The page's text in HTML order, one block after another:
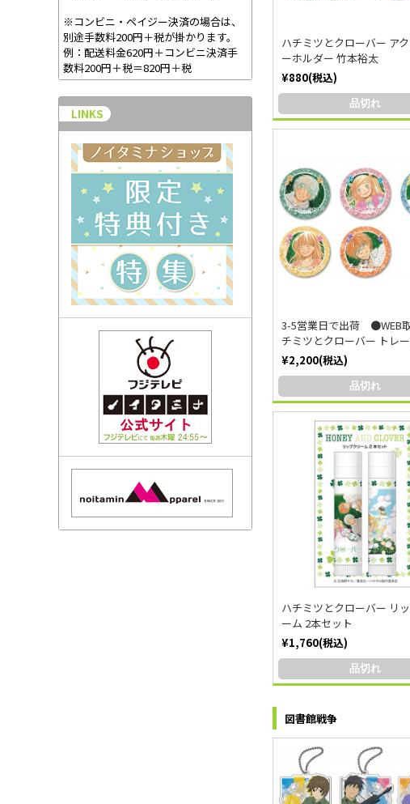
※コンビニ・ペイジー決済の場合は、
別途手数料200円＋税が掛かります。
例：配送料金620円＋コンビニ決済手
数料200円＋税＝820円＋税
LINKS
ハチミツとクローバー ア
ーホルダー 竹本裕太
¥880(税込)
品切れ
3-5営業日で出荷 ●WEB
チミツとクローバー トレ
¥2,200(税込)
品切れ
ハチミツとクローバー リ
ーム 2本セット
¥1,760(税込)
品切れ
図書館戦争